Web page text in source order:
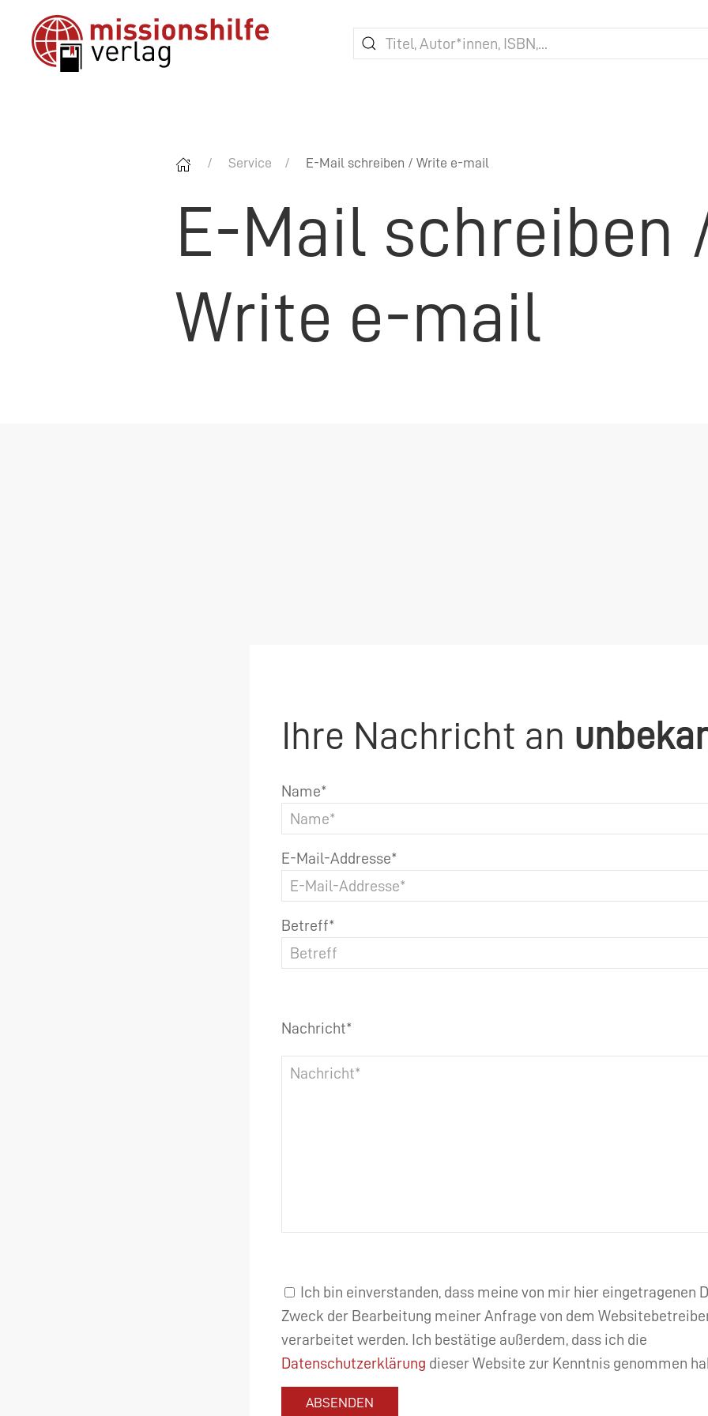
Service E-Mail schreiben / Write e-mail
E-Mail schreiben
Write e-mail
Ihre Nachricht an
Name*
E-Mail-Addresse*
Betreff*
Nachricht*
Ich bin einverstanden, dass meine von mir hier eingetragenen
Zweck der Bearbeitung meiner Anfrage von dem
verarbeitet werden. Ich bestätige außerdem, dass ich die
Datenschutzerklärung dieser Website zur Kenntnis genommen
ABSENDEN